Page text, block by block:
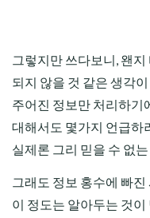
그렇지만 쓰다보니, 왠
되지 않을 것 같은 생각
주어진 정보만 처리하기
대해서도 몇가지 언급하
실제론 그리 믿을 수 없
그래도 정보 홍수에 빠
이 정도는 알아두는 것